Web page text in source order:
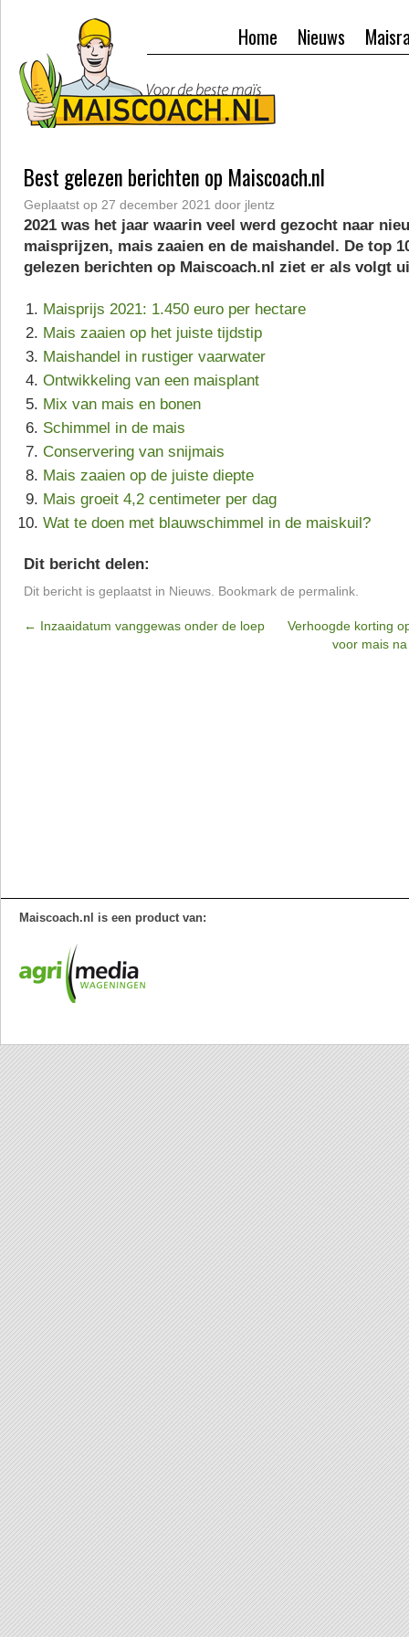
Nieuws
Home
Best gelezen berichten op Maiscoach.nl
Geplaatst op 27 december 2021 door jlentz
2021 was het jaar waarin veel werd gezocht naar
maisprijzen, mais zaaien en de maishandel. De top
gelezen berichten op Maiscoach.nl ziet er als volgt
Maisprijs 2021: 1.450 euro per hectare
Mais zaaien op het juiste tijdstip
Maishandel in rustiger vaarwater
Ontwikkeling van een maisplant
Mix van mais en bonen
Schimmel in de mais
Conservering van snijmais
Mais zaaien op de juiste diepte
Mais groeit 4,2 centimeter per dag
Wat te doen met blauwschimmel in de maiskuil?
Dit bericht delen:
Dit bericht is geplaatst in Nieuws . Bookmark de permalink
← Inzaaidatum vanggewas onder de loep
Verhoogde korting
voor mais
Maiscoach.nl is een product van: